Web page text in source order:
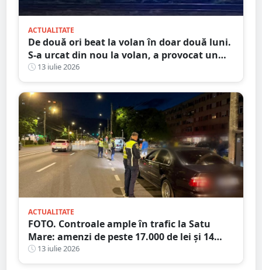
ACTUALITATE
De două ori beat la volan în doar două luni.
S-a urcat din nou la volan, a provocat un
accident și ajunge la închisoare
13 iulie 2026
ACTUALITATE
FOTO. Controale ample în trafic la Satu
Mare: amenzi de peste 17.000 de lei și 14
certificate de înmatriculare reținute. Trei
șoferi s-au ales cu dosare penale
13 iulie 2026